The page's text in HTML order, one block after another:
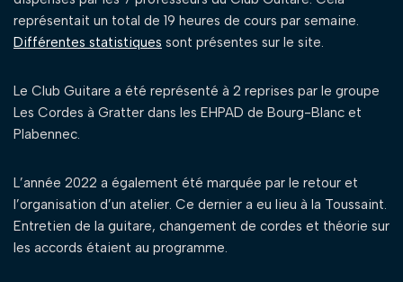
représentait un total de 19 heures de cours par semaine.
Différentes statistiques sont présentes sur le site.
Le Club Guitare a été représenté à 2 reprises par le groupe
Les Cordes à Gratter dans les EHPAD de Bourg-Blanc et
Plabennec.
L’année 2022 a également été marquée par le retour et
l’organisation d’un atelier. Ce dernier a eu lieu à la Toussaint.
Entretien de la guitare, changement de cordes et théorie sur
les accords étaient au programme.